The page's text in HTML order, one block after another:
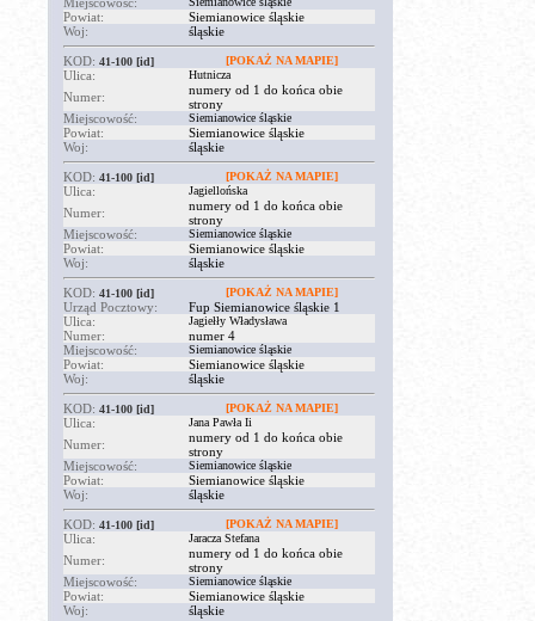
Powiat:
Siemianowice śląskie
Woj:
śląskie
KOD: 41-100 [id] [POKAŻ NA MAPIE]
Ulica: Hutnicza
Numer:
numery od 1 do końca obie
strony
Miejscowość:
Siemianowice śląskie
Powiat:
Siemianowice śląskie
Woj:
śląskie
KOD: 41-100 [id] [POKAŻ NA MAPIE]
Ulica: Jagiellońska
Numer:
numery od 1 do końca obie
strony
Miejscowość:
Siemianowice śląskie
Powiat:
Siemianowice śląskie
Woj:
śląskie
KOD: 41-100 [id] [POKAŻ NA MAPIE]
Urząd Pocztowy:
Fup Siemianowice śląskie 1
Ulica:
Jagiełły Władysława
Numer:
numer 4
Miejscowość:
Siemianowice śląskie
Powiat:
Siemianowice śląskie
Woj:
śląskie
KOD: 41-100 [id] [POKAŻ NA MAPIE]
Ulica: Jana Pawła Ii
Numer:
numery od 1 do końca obie
strony
Miejscowość:
Siemianowice śląskie
Powiat:
Siemianowice śląskie
Woj:
śląskie
KOD: 41-100 [id] [POKAŻ NA MAPIE]
Ulica: Jaracza Stefana
Numer:
numery od 1 do końca obie
strony
Miejscowość:
Siemianowice śląskie
Powiat:
Siemianowice śląskie
Woj:
śląskie